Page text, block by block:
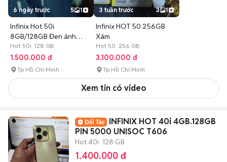
6 ngày trước 5 1
Infinix Hot 50i
8GB/128GB Đen ánh
xanh
Hot 50i 128 GB
1.500.000 đ
Tp Hồ Chí Minh
3 tuần trước 3 1
Infinix HOT 50 256GB
Xám
Hot 50 256 GB
3.100.000 đ
Tp Hồ Chí Minh
Xem tin có video
INFINIX HOT 40i 4GB.128GB
PIN 5000 UNISOC T606
Hot 40i 128 GB
1.400.000 đ